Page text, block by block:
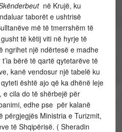
në Krujë, ku
taborët e ushtrisë
më të tmerrshëm të
të këtij viti në hyrje të
ngrihet një ndërtesë e madhe
bërë të qartë qytetarëve të
kanë vendosur një tabelë ku
është ajo që ka dhënë leje
cila do të shërbejë për
edhe pse për kalanë
përgjegjës Ministria e Turizmit,
të Shqipërisë. ( Sheradin